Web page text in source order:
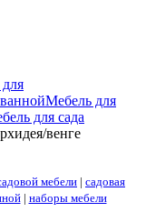
Мебель для
для сада
венге
мебели | садовая
| наборы мебели